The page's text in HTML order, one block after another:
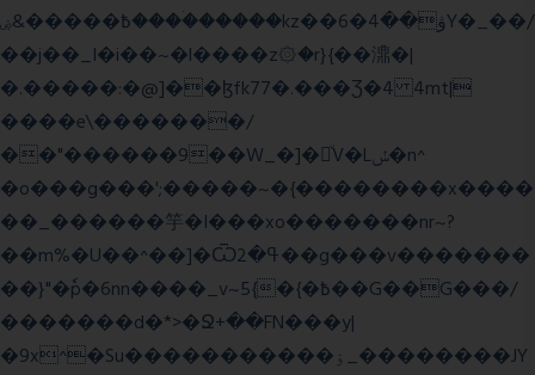
߿�����&ۻ����ۛ�����kz��ۋ��4�6Y�_��/
��j��_I�i��~�l����z۞�r}{��濎�|
�.�����:�@]��ɮfk77�.���Ʒ�4 4mt|
����e\�������/
��"������9��W_�]�ͮV�Lݽ�n^
�o���g���';�����~�{��������x����
��_������竽�I���xo�������nr~?
��m%�U��^��]�Ѿߟ�2��g���v�������
��}"�ٗp�6nn����_v~5{�{�߿��G��G���/
�������d�*>�Ջ+��FN���y|
�9x^�Su�����������ۏ_��������JY